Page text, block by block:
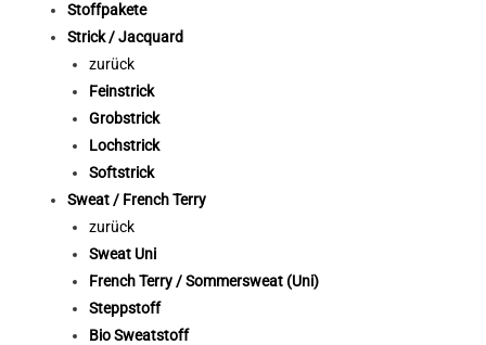
Stoffpakete
Strick / Jacquard
zurück
Feinstrick
Grobstrick
Lochstrick
Softstrick
Sweat / French Terry
zurück
Sweat Uni
French Terry / Sommersweat (Uni)
Steppstoff
Bio Sweatstoff